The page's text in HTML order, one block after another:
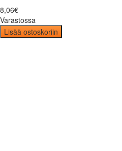
8,06€
Varastossa
Lisää ostoskoriin